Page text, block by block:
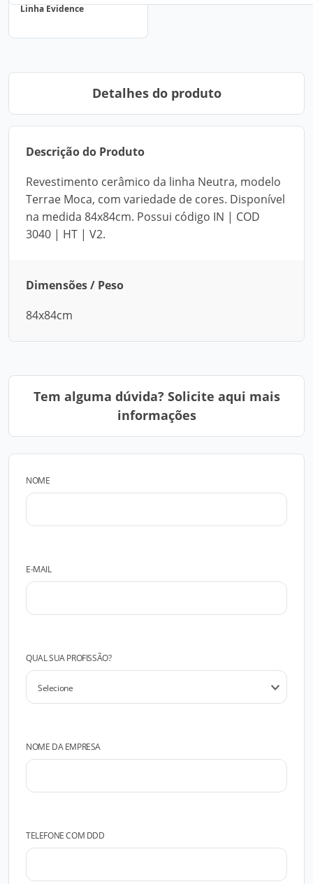
Linha Evidence
Detalhes do produto
Descrição do Produto
Revestimento cerâmico da linha Neutra, modelo
Terrae Moca, com variedade de cores. Disponível
na medida 84x84cm. Possui código IN | COD
3040 | HT | V2.
Dimensões / Peso
84x84cm
Tem alguma dúvida? Solicite aqui mais
informações
NOME
E-MAIL
QUAL SUA PROFISSÃO?
NOME DA EMPRESA
TELEFONE COM DDD